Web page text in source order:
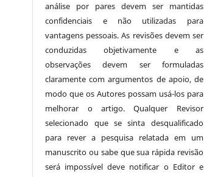
análise por pares devem ser mantidas
confidenciais e não utilizadas para
vantagens pessoais. As revisões devem ser
conduzidas objetivamente e as
observações devem ser formuladas
claramente com argumentos de apoio, de
modo que os Autores possam usá-los para
melhorar o artigo. Qualquer Revisor
selecionado que se sinta desqualificado
para rever a pesquisa relatada em um
manuscrito ou sabe que sua rápida revisão
será impossível deve notificar o Editor e